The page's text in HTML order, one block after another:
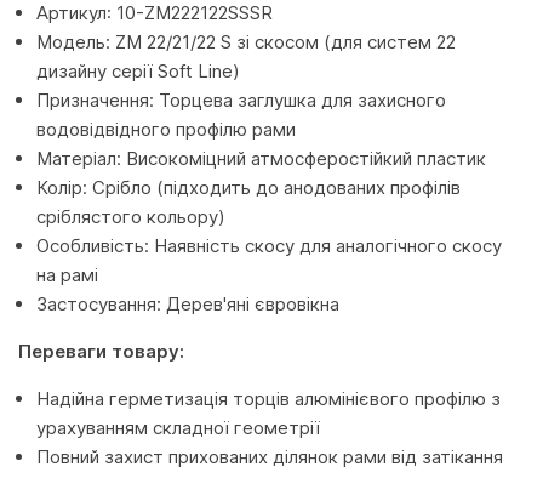
Артикул: 10-ZM222122SSSR
Модель: ZM 22/21/22 S зі скосом (для систем 22
дизайну серії Soft Line)
Призначення: Торцева заглушка для захисного
водовідвідного профілю рами
Матеріал: Високоміцний атмосферостійкий пластик
Колір: Срібло (підходить до анодованих профілів
сріблястого кольору)
Особливість: Наявність скосу для аналогічного скосу
на рамі
Застосування: Дерев'яні євровікна
Переваги товару:
Надійна герметизація торців алюмінієвого профілю з
урахуванням складної геометрії
Повний захист прихованих ділянок рами від затікання